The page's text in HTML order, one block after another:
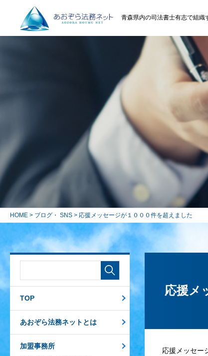
青森県内の司法書士有志で組織
HOME > ブログ・ SNS > 応援メッセージが１０００件を超えました
応援メ
応援メッセー
TOP
あおぞら法務ネットとは
加盟事務所